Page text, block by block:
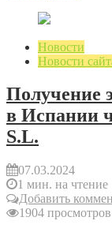
Новости
Новости
Получение
в Испании
S.L.
07.03.2024
1 мин. на чтение
Добавить
1904 просмотров